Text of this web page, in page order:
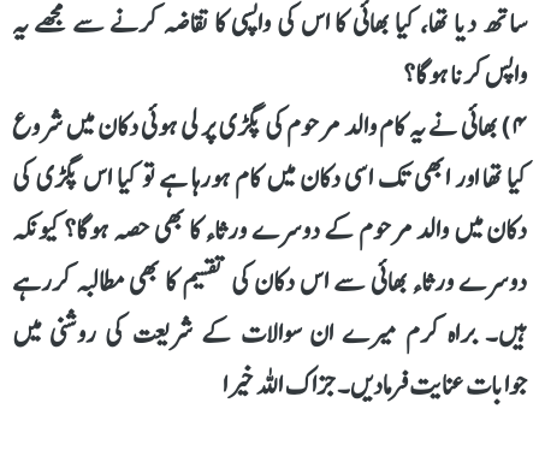
ساتھ دیا تھا، کیا بھائی کا اس کی واپسی کا تقاضہ کرنے سے مجھے یہ
واپس کرنا ہوگا؟
۴) بھائی نے یہ کام والد مرحوم کی پگڑی پر لی ہوئی دکان میں شروع
کیا تھا اور ابھی تک اسی دکان میں کام ہورہا ہے تو کیا اس پگڑی کی
دکان میں والد مرحوم کے دوسرے ورثاء کا بھی حصہ ہوگا؟ کیونکہ
دوسرے ورثاء بھائی سے اس دکان کی تقسیم کا بھی مطالبہ کررہے
ہیں۔ براہ کرم میرے ان سوالات کے شریعت کی روشنی میں
جوابات عنایت فرمادیں۔ جزاک اللہ خیرا